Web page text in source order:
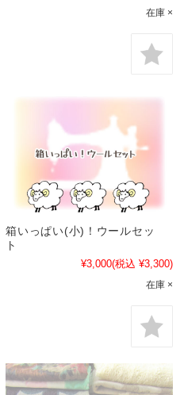
在庫 ×
箱いっぱい(小)！ウールセッ
ト
¥3,000(税込 ¥3,300)
在庫 ×